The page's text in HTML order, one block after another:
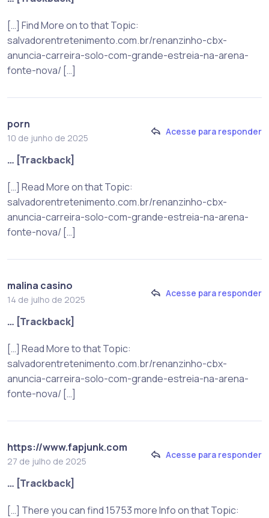
[…] Find More on to that Topic:
salvadorentretenimento.com.br/renanzinho-cbx-
anuncia-carreira-solo-com-grande-estreia-na-arena-
fonte-nova/ […]
porn
10 de junho de 2025
Acesse para responder
… [Trackback]
[…] Read More on that Topic:
salvadorentretenimento.com.br/renanzinho-cbx-
anuncia-carreira-solo-com-grande-estreia-na-arena-
fonte-nova/ […]
malina casino
14 de julho de 2025
Acesse para responder
… [Trackback]
[…] Read More to that Topic:
salvadorentretenimento.com.br/renanzinho-cbx-
anuncia-carreira-solo-com-grande-estreia-na-arena-
fonte-nova/ […]
https://www.fapjunk.com
27 de julho de 2025
Acesse para responder
… [Trackback]
[…] There you can find 15753 more Info on that Topic: